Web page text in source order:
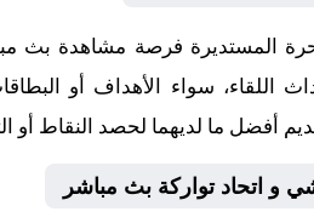
المستديرة فرصة مشاهدة بث
اللقاء، سواء الأهداف أو
أفضل ما لديهما لحصد النقاط أو
و اتحاد تواركة بث مباشر